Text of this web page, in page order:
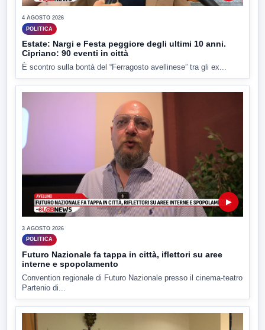
4 AGOSTO 2026
POLITICA
Estate: Nargi e Festa peggiore degli ultimi 10 anni.
Cipriano: 90 eventi in città
È scontro sulla bontà del “Ferragosto avellinese” tra gli ex...
▶
3 AGOSTO 2026
POLITICA
Futuro Nazionale fa tappa in città, iflettori su aree
interne e spopolamento
Convention regionale di Futuro Nazionale presso il cinema-teatro
Partenio di...